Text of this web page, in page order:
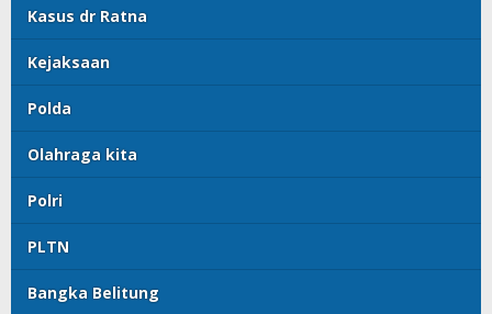
Kasus dr Ratna
Kejaksaan
Polda
Olahraga kita
Polri
PLTN
Bangka Belitung